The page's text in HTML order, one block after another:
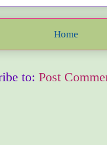
Home
to: Post